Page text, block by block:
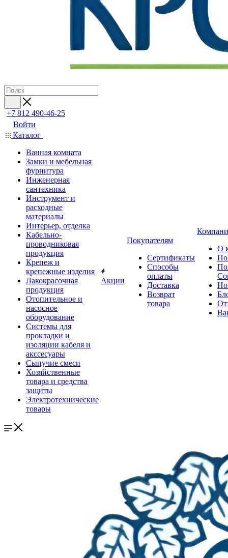
+7 812 490-46-25
Войти
Каталог
Ванная комната
Замки и мебельная
фурнитура
Инженерная
сантехника
Инструмент и
расходные
материалы
Интерьер, отделка
Кабельно-
проводниковая
продукция
Крепеж и
крепежные изделия
Лакокрасочная
продукция
Отопительное и
насосное
оборудование
Системы для
прокладки и
изоляции кабеля и
акссесуары
Сыпучие смеси
Хозяйственные
товара и средства
защиты
Электротехнические
товары
Акции
Покупателям
Сертификаты
Способы
оплаты
Доставка
Возврат
товара
О